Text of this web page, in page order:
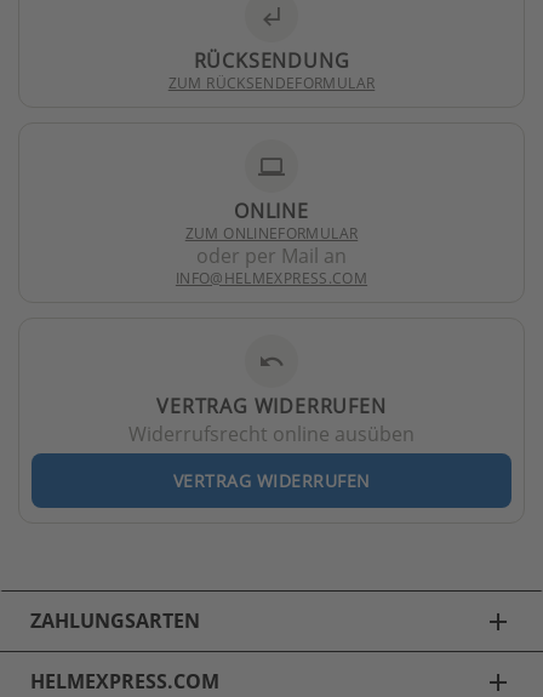
subdirectory_arrow_left
RÜCKSENDUNG
ZUM RÜCKSENDEFORMULAR
laptop
ONLINE
ZUM ONLINEFORMULAR
oder per Mail an
INFO@HELMEXPRESS.COM
undo
VERTRAG WIDERRUFEN
Widerrufsrecht online ausüben
VERTRAG WIDERRUFEN
ZAHLUNGSARTEN add
HELMEXPRESS.COM add